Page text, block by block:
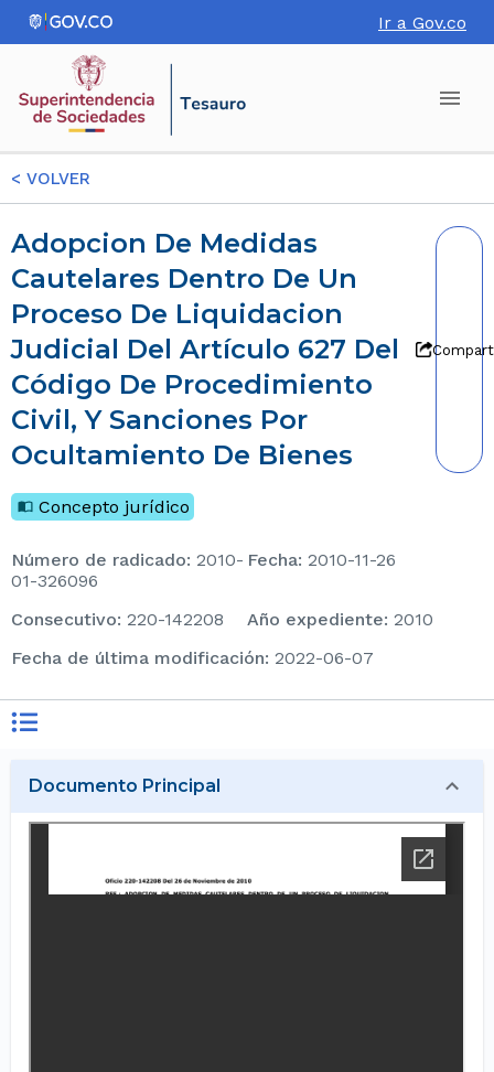
Ir a Gov.co
< VOLVER
Adopcion De Medidas
Cautelares Dentro De Un
Proceso De Liquidacion
Judicial Del Artículo 627 Del
Código De Procedimiento
Civil, Y Sanciones Por
Ocultamiento De Bienes
Concepto jurídico
Número de radicado: 2010-
01-326096
Fecha: 2010-11-26
consecutivo: 220-142208 Año expediente: 2010
Fecha de última modificación: 2022-06-07
Documento Principal